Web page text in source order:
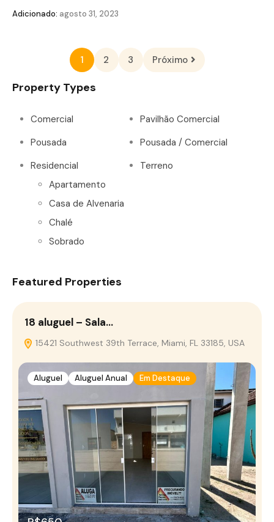
Adicionado: agosto 31, 2023
1 2 3 Próximo
Property Types
Comercial
Pavilhão Comercial
Pousada
Pousada / Comercial
Residencial
Apartamento
Casa de Alvenaria
Chalé
Sobrado
Terreno
Featured Properties
18 aluguel – Sala…
15421 Southwest 39th Terrace, Miami, FL 33185, USA
Aluguel Aluguel Anual Em Destaque